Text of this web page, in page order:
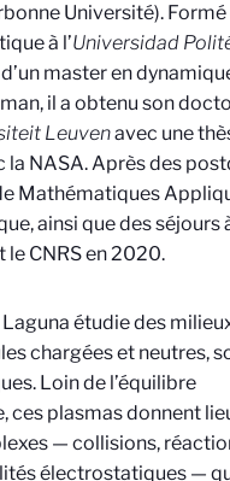
Université).
à l’Universidad
master en
il a obtenu son
Leuvenavec une
NASA. Après des
Mathématiques
ainsi que des séjours
le CNRS en 2020.
étudie des
chargées et neutres,
Loin de l’équilibre
ces plasmas donnent
— collisions,
électrostatiques —